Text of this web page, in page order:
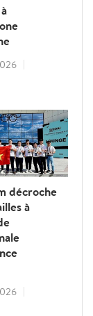
décroche
à